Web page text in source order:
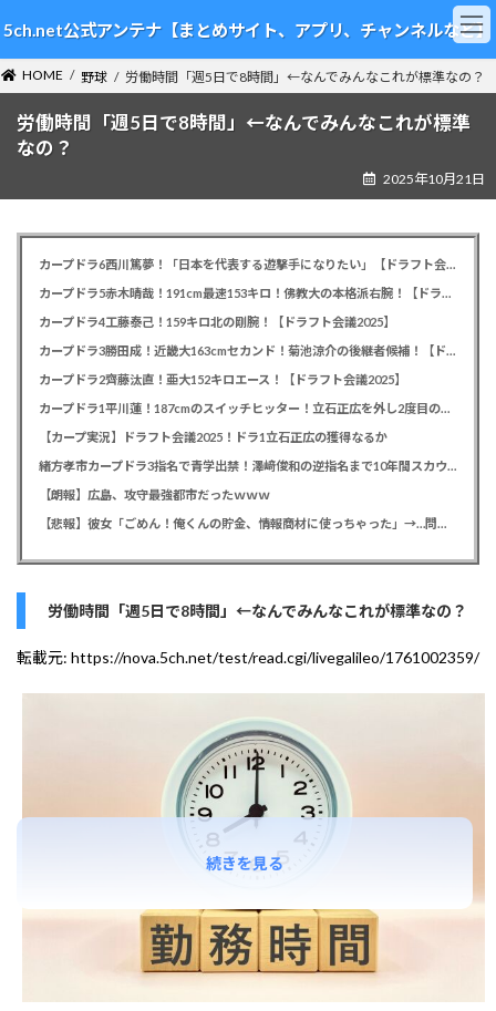
ン
テ
ン
ツ
ビ
ゲ
ー
シ
5ch.net公式アンテナ【まとめサイト、アプリ、チャンネルなど】
HOME 野球 労働時間「週5日で8時間」←なんでみんなこれが標準なの？
労働時間「週5日で8時間」←なんでみんなこれが標準
なの？
2025年10月21日
カープドラ6西川篤夢！「日本を代表する遊撃手になりたい」【ドラフト会議2025】
カープドラ5赤木晴哉！191cm最速153キロ！佛教大の本格派右腕！【ドラフト会議2025】
カープドラ4工藤泰己！159キロ北の剛腕！【ドラフト会議2025】
カープドラ3勝田成！近畿大163cmセカンド！菊池涼介の後継者候補！【ドラフト会議2025】
カープドラ2齊藤汰直！亜大152キロエース！【ドラフト会議2025】
カープドラ1平川蓮！187cmのスイッチヒッター！立石正広を外し2度目の重複も新井監督がクジを引き当てる！【ドラフト会議2025】
【カープ実況】ドラフト会議2025！ドラ1立石正広の獲得なるか
緒方孝市カープドラ3指名で青学出禁！澤﨑俊和の逆指名まで10年間スカウト出禁
【朗報】広島、攻守最強都市だったｗｗｗ
【悲報】彼女「ごめん！俺くんの貯金、情報商材に使っちゃった」→…問い詰めたらギャン泣きされたんだが俺が悪いのか？
労働時間「週5日で8時間」←なんでみんなこれが標準なの？
転載元: https://nova.5ch.net/test/read.cgi/livegalileo/1761002359/
続きを見る